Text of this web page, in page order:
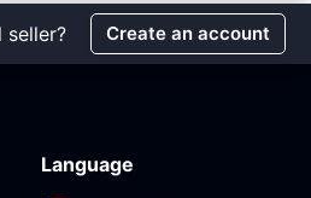
seller? Create an account
Language